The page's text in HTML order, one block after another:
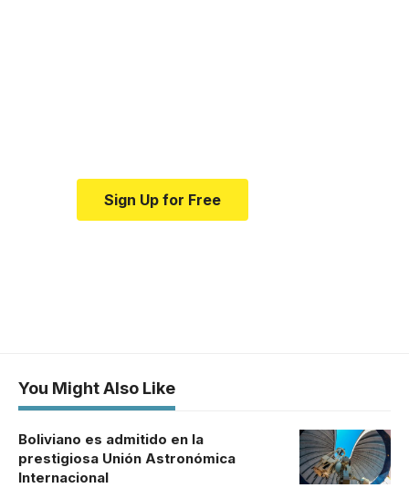
Sign Up for Free
You Might Also Like
Boliviano es admitido en la
prestigiosa Unión Astronómica
Internacional